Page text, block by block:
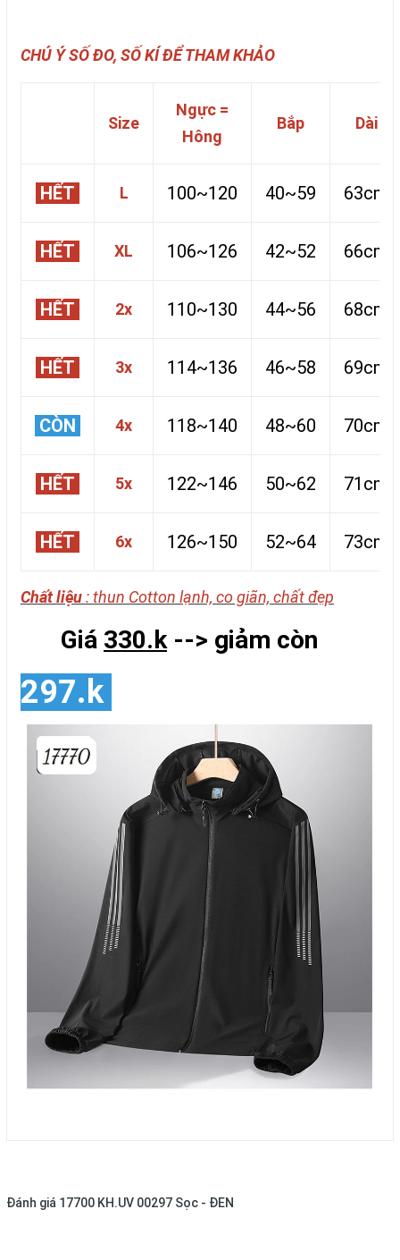
CHÚ Ý SỐ ĐO, SỐ KÍ ĐỂ THAM KHẢO
Size
Ngực =
Hông
Bắp Dài
HẾT L 100~120 40~59 63cm
HẾT XL 106~126 42~52 66cm
HẾT 2x 110~130 44~56 68cm
HẾT 3x 114~136 46~58 69cm
CÒN 4x 118~140 48~60 70cm
HẾT 5x 122~146 50~62 71cm
HẾT 6x 126~150 52~64 73cm
Chất liệu: thun Cotton lạnh, co giãn, chất đẹp
Giá 330.k--> giảm còn
297.k
Đánh giá 17700 KH.UV 00297 Sọc - ĐEN